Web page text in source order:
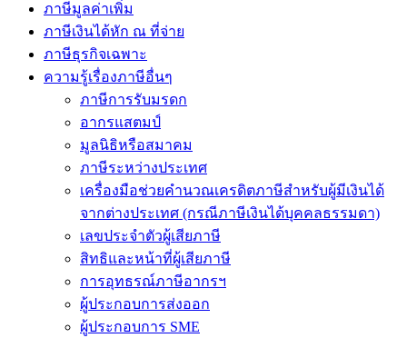
ภาษีมูลค่าเพิ่ม
ภาษีเงินได้หัก ณ ที่จ่าย
ภาษีธุรกิจเฉพาะ
ความรู้เรื่องภาษีอื่นๆ
ภาษีการรับมรดก
อากรแสตมป์
มูลนิธิหรือสมาคม
ภาษีระหว่างประเทศ
เครื่องมือช่วยคำนวณเครดิตภาษีสำหรับผู้มีเงินได้
จากต่างประเทศ (กรณีภาษีเงินได้บุคคลธรรมดา)
เลขประจำตัวผู้เสียภาษี
สิทธิและหน้าที่ผู้เสียภาษี
การอุทธรณ์ภาษีอากรฯ
ผู้ประกอบการส่งออก
ผู้ประกอบการ SME